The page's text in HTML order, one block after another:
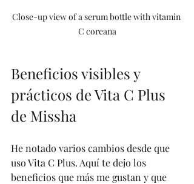
Close-up view of a serum bottle with vitamin
C coreana
Beneficios visibles y
prácticos de Vita C Plus
de Missha
He notado varios cambios desde que
uso Vita C Plus. Aquí te dejo los
beneficios que más me gustan y que